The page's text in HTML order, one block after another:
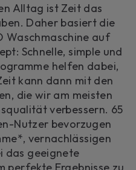
Alltag ist Zeit das
Daher basiert die
Waschmaschine auf
Schnelle, simple und
helfen dabei,
kann dann mit den
die wir am meisten
verbessern. 65
Nutzer bevorzugen
vernachlässigen
das geeignete